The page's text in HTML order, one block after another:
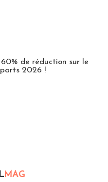
60% de réduction sur le
2026 !
MAG